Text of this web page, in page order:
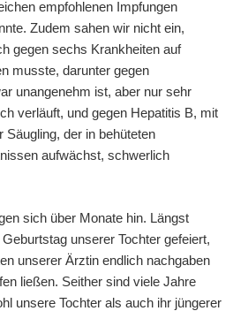
empfohlenen Impfungen
Zudem sahen wir nicht ein,
gegen sechs Krankheiten auf
musste, darunter gegen
unangenehm ist, aber nur sehr
verläuft, und gegen Hepatitis B, mit
Säugling, der in behüteten
aufwächst, schwerlich
sich über Monate hin. Längst
unserer Tochter gefeiert,
unserer Ärztin endlich nachgaben
ließen. Seither sind viele Jahre
unsere Tochter als auch ihr jüngerer